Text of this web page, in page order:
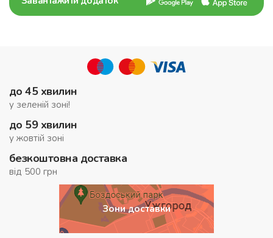
до 45 хвилин
у зеленій зоні!
до 59 хвилин
у жовтій зоні
безкоштовна доставка
від 500 грн
Зони доставки